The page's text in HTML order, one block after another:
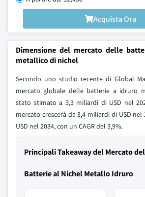
Acquista Ora
Dimensione del mercato delle
metallico di nichel
Secondo uno studio recente di Global
mercato globale delle batterie a idruro
stato stimato a 3,3 miliardi di USD nel
mercato crescerà da 3,4 miliardi di USD
USD nel 2034, con un CAGR del 3,9%.
Principali Takeaway del Mercato
Batterie al Nichel Metallo Idruro